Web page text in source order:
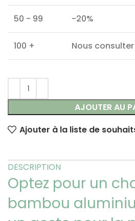
50 - 99 -20%
100 + Nous consulter
AJOUTER AU
Ajouter à la liste de
DESCRIPTION
Optez pour un
bambou